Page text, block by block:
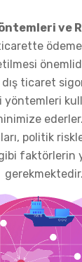
ve
ticaret
yöntemleri
politik
faktörlerin
gerekmektedir.